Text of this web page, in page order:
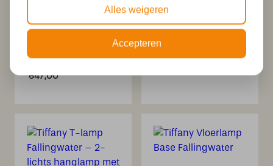
Fallingwater Small
– 3-lichts
glaswerk
647,00
Fallingwater Small
– 2-lichts met
design
Alles weigeren
Accepteren